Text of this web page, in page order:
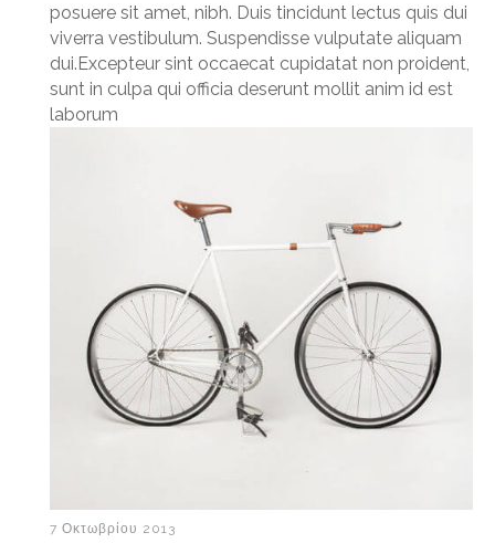
posuere sit amet, nibh. Duis tincidunt lectus quis dui
viverra vestibulum. Suspendisse vulputate aliquam
dui.Excepteur sint occaecat cupidatat non proident,
sunt in culpa qui officia deserunt mollit anim id est
laborum
7 Οκτωβρίου 2013